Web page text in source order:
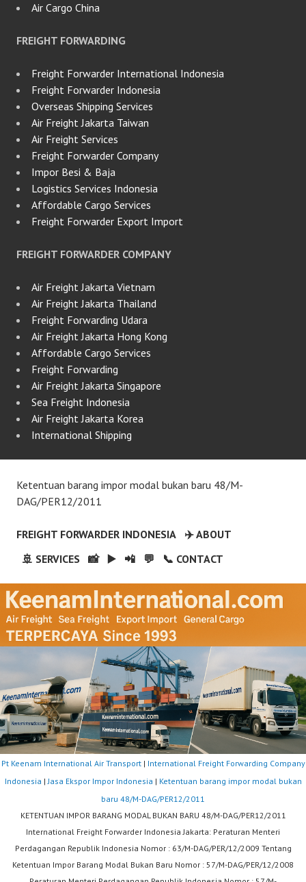
Air Cargo China
FREIGHT FORWARDING
Freight Forwarder International Indonesia
Freight Forwarder Indonesia
Overseas Shipping Services
Air Freight Jakarta Taiwan
Air Freight Services
Freight Forwarder Company
Impor Besi & Baja
Logistics Services Indonesia
Affordable Cargo Services
Freight Forwarder Export Import
FREIGHT FORWARDER COMPANY
Air Freight Jakarta Vietnam
Air Freight Jakarta Thailand
Freight Forwarding Udara
Air Freight Jakarta Hong Kong
Affordable Cargo Services
Freight Forwarding
Air Freight Jakarta Singapore
Sea Freight Indonesia
Air Freight Jakarta Korea
International Shipping
Ketentuan barang impor modal bukan baru 48/M-
DAG/PER12/2011
FREIGHT FORWARDER INDONESIA
✈️ ABOUT
🚢 SERVICES
📸 ▶️ 📲 💬 📞 CONTACT
Pt Keenam International Air Transport| International Freight Forwarding Company
Indonesia | Jasa Ekspor Impor Indonesia | Ketentuan barang impor modal bukan
baru 48/M-DAG/PER12/2011
KETENTUAN IMPOR BARANG MODAL BUKAN BARU 48/M-DAG/PER12/2011
International Freight Forwarder Indonesia Jakarta: Peraturan Menteri
Perdagangan Republik Indonesia Nomor : 63/M-DAG/PER/12/2009 Tentang
Ketentuan Impor Barang Modal Bukan Baru Nomor : 57/M-DAG/PER/12/2008